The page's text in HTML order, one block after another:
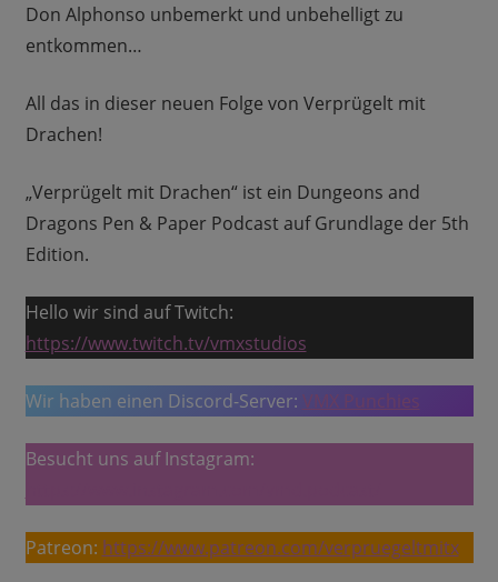
Don Alphonso unbemerkt und unbehelligt zu
entkommen…
All das in dieser neuen Folge von Verprügelt mit
Drachen!
„Verprügelt mit Drachen“ ist ein Dungeons and
Dragons Pen & Paper Podcast auf Grundlage der 5th
Edition.
Hello wir sind auf Twitch:
https://www.twitch.tv/vmxstudios
Wir haben einen Discord-Server: VMX Punchies
Besucht uns auf Instagram:
Patreon: https://www.patreon.com/verpruegeltmitx